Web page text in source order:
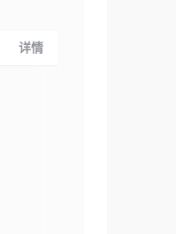
详情